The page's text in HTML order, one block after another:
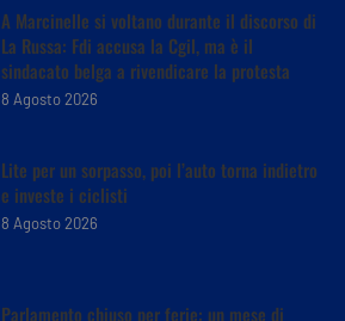
A Marcinelle si voltano durante il discorso di
La Russa: Fdi accusa la Cgil, ma è il
sindacato belga a rivendicare la protesta
8 Agosto 2026
Lite per un sorpasso, poi l’auto torna indietro
e investe i ciclisti
8 Agosto 2026
Parlamento chiuso per ferie: un mese di